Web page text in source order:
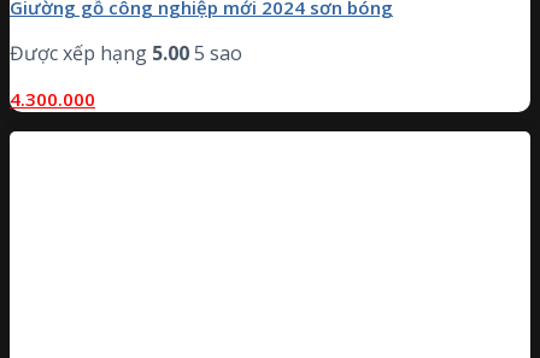
Giường gỗ công nghiệp mới 2024 sơn bóng
Được xếp hạng 5.005 sao
4.300.000